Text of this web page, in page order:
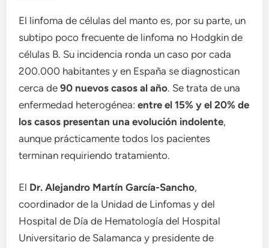
El linfoma de células del manto es, por su parte, un
subtipo poco frecuente de linfoma no Hodgkin de
células B. Su incidencia ronda un caso por cada
200.000 habitantes y en España se diagnostican
cerca de90 nuevos casos al año. Se trata de una
enfermedad heterogénea:entre el 15% y el 20% de
los casos presentan una evolución indolente,
aunque prácticamente todos los pacientes
terminan requiriendo tratamiento.
El Dr. Alejandro Martín García-Sancho,
coordinador de la Unidad de Linfomas y del
Hospital de Día de Hematología del Hospital
Universitario de Salamanca y presidente de